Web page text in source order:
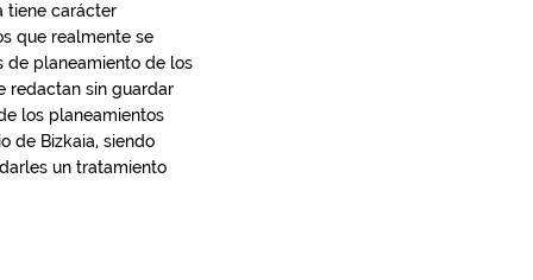
tiene carácter
que realmente se
de planeamiento de los
redactan sin guardar
los planeamientos
de Bizkaia, siendo
un tratamiento